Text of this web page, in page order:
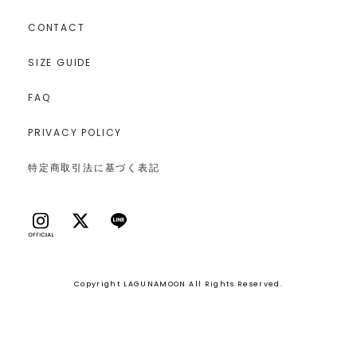
CONTACT
SIZE GUIDE
FAQ
PRIVACY POLICY
特定商取引法に基づく表記
Copyright LAGUNAMOON All Rights Reserved.